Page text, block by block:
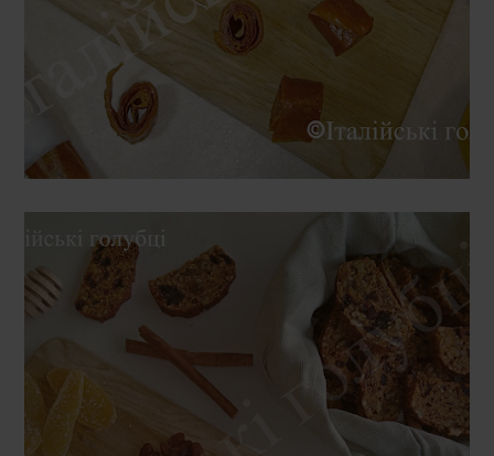
СЕРЕДА, 13 ЛЮТОГО 2019 Р.
ХЛІБЦІ - КРЕКЕРИ З